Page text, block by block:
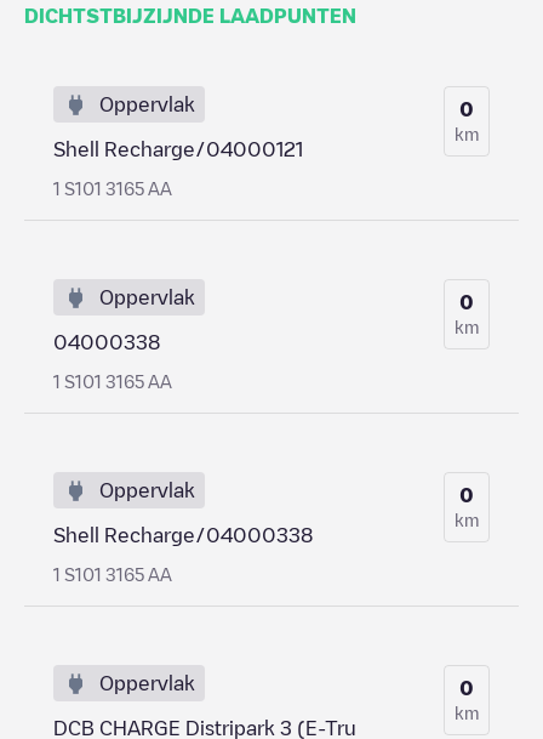
DICHTSTBIJZIJNDE LAADPUNTEN
Oppervlak
Shell Recharge/04000121
1 S101 3165 AA
0
km
Oppervlak
04000338
1 S101 3165 AA
0
km
Oppervlak
Shell Recharge/04000338
1 S101 3165 AA
0
km
Oppervlak
DCB CHARGE Distripark 3 (E-Tru
0
km